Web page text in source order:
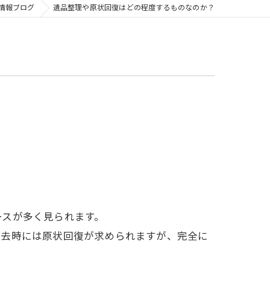
報ブログ 遺品整理や原状回復はどの程度するものなのか？
が多く見られます。
時には原状回復が求められますが、完全に